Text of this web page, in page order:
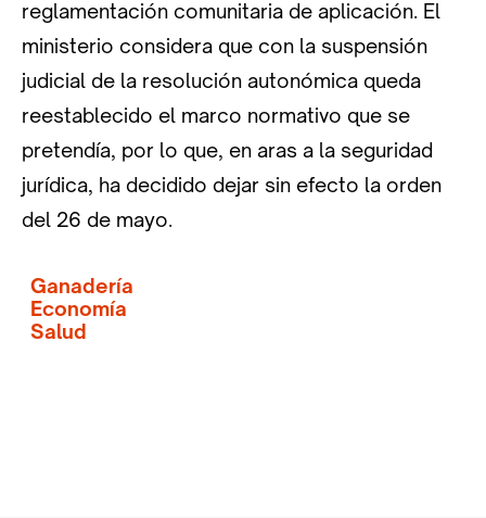
reglamentación comunitaria de aplicación. El
ministerio considera que con la suspensión
judicial de la resolución autonómica queda
reestablecido el marco normativo que se
pretendía, por lo que, en aras a la seguridad
jurídica, ha decidido dejar sin efecto la orden
del 26 de mayo.
Ganadería
Economía
Salud